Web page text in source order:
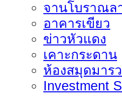
จานโบราณล
อาคารเขียว
ข่าวหัวแดง
เคาะกระดาน
ห้องสมุดมาร
Investment